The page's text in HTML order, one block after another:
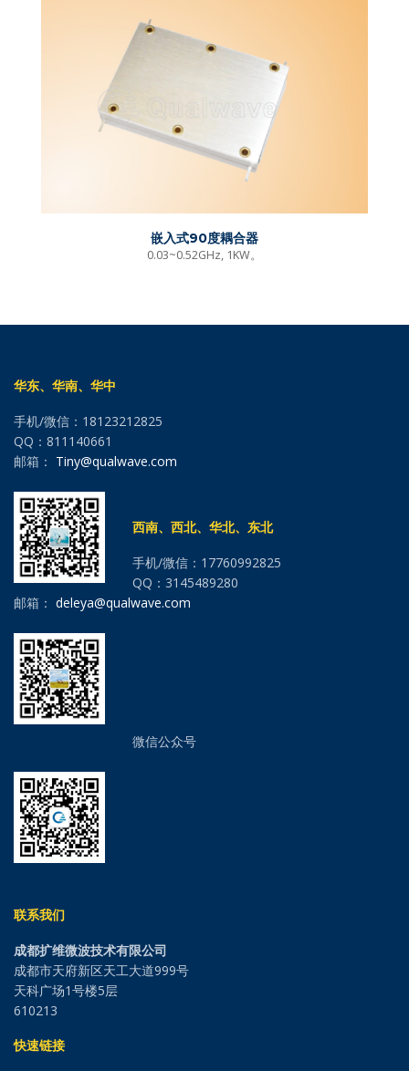
嵌入式90度耦合器
0.03~0.52GHz, 1KW。
华东、华南、华中
手机/微信：18123212825
QQ：811140661
邮箱： Tiny@qualwave.com
西南、西北、华北、东北
手机/微信：17760992825
QQ：3145489280
邮箱： deleya@qualwave.com
微信公众号
联系我们
成都扩维微波技术有限公司
成都市天府新区天工大道999号
天科广场1号楼5层
610213
快速链接